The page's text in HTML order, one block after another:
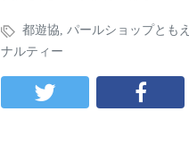
都遊協, パールショップとも
ナルティー